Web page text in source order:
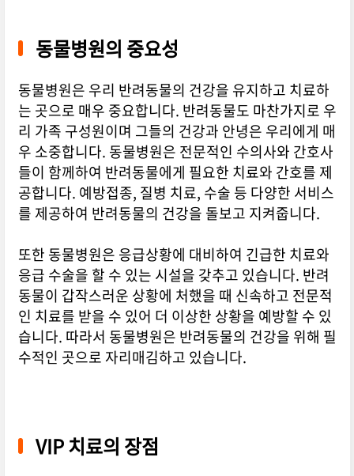
동물병원의 중요성
동물병원은 우리 반려동물의 건강을 유지하고 치료하
는 곳으로 매우 중요합니다. 반려동물도 마찬가지로 우
리 가족 구성원이며 그들의 건강과 안녕은 우리에게 매
우 소중합니다. 동물병원은 전문적인 수의사와 간호사
들이 함께하여 반려동물에게 필요한 치료와 간호를 제
공합니다. 예방접종, 질병 치료, 수술 등 다양한 서비스
를 제공하여 반려동물의 건강을 돌보고 지켜줍니다.
또한 동물병원은 응급상황에 대비하여 긴급한 치료와
응급 수술을 할 수 있는 시설을 갖추고 있습니다. 반려
동물이 갑작스러운 상황에 처했을 때 신속하고 전문적
인 치료를 받을 수 있어 더 이상한 상황을 예방할 수 있
습니다. 따라서 동물병원은 반려동물의 건강을 위해 필
수적인 곳으로 자리매김하고 있습니다.
VIP 치료의 장점